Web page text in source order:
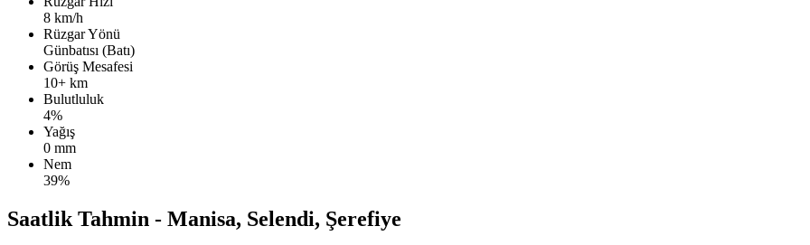
8 km/h
Rüzgar Yönü
Günbatısı (Batı)
Görüş Mesafesi
10+ km
Bulutluluk
4%
Yağış
0 mm
Nem
39%
Saatlik Tahmin - Manisa, Selendi, Şerefiye